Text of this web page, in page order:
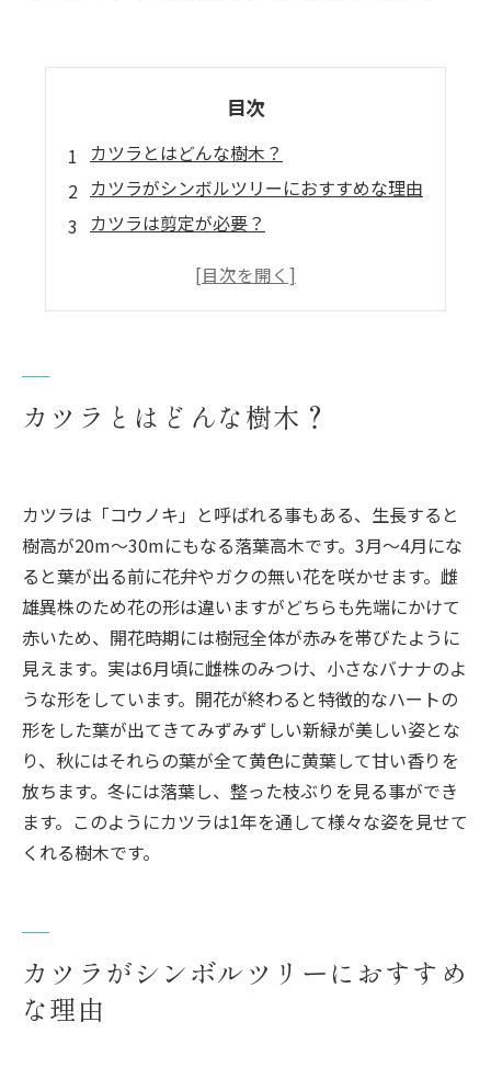
目次
カツラとはどんな樹木？
カツラがシンボルツリーにおすすめな理由
カツラは剪定が必要？
カツラとはどんな樹木？
カツラは「コウノキ」と呼ばれる事もある、生長すると
樹高が20m～30mにもなる落葉高木です。3月～4月にな
ると葉が出る前に花弁やガクの無い花を咲かせます。雌
雄異株のため花の形は違いますがどちらも先端にかけて
赤いため、開花時期には樹冠全体が赤みを帯びたように
見えます。実は6月頃に雌株のみつけ、小さなバナナのよ
うな形をしています。開花が終わると特徴的なハートの
形をした葉が出てきてみずみずしい新緑が美しい姿とな
り、秋にはそれらの葉が全て黄色に黄葉して甘い香りを
放ちます。冬には落葉し、整った枝ぶりを見る事ができ
ます。このようにカツラは1年を通して様々な姿を見せて
くれる樹木です。
カツラがシンボルツリーにおすすめ
な理由